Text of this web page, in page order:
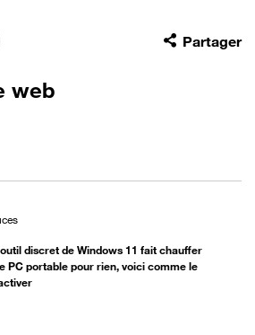
Partager
web
discret de Windows 11 fait chauffer
PC portable pour rien, voici comme le